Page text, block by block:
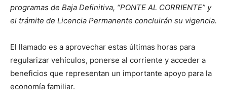
programas de Baja Definitiva, “PONTE AL CORRIENTE” y
el trámite de Licencia Permanente concluirán su vigencia.
El llamado es a aprovechar estas últimas horas para
regularizar vehículos, ponerse al corriente y acceder a
beneficios que representan un importante apoyo para la
economía familiar.